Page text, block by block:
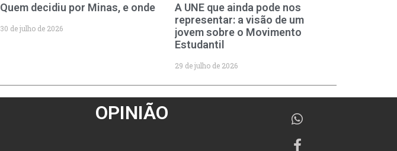
Quem decidiu por Minas, e onde
30 de julho de 2026
A UNE que ainda pode nos
representar: a visão de um
jovem sobre o Movimento
Estudantil
29 de julho de 2026
OPINIÃO